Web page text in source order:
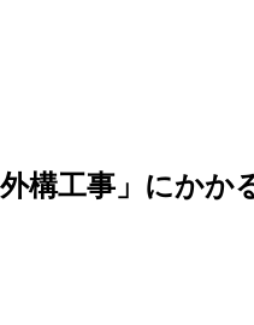
構工事」にかか